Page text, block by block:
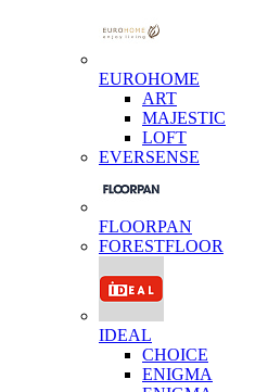
EUROHOME
ART
MAJESTIC
LOFT
EVERSENSE
FLOORPAN
FORESTFLOOR
IDEAL
CHOICE
ENIGMA